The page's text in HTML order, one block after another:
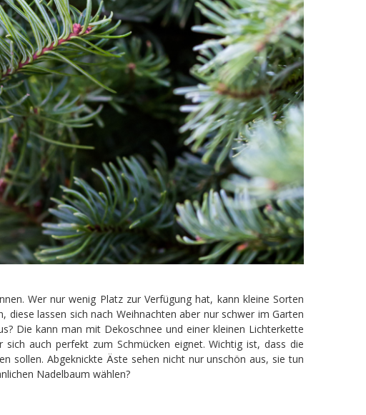
Wer nur wenig Platz zur Verfügung hat, kann kleine Sorten
lassen sich nach Weihnachten aber nur schwer im Garten
Die kann man mit Dekoschnee und einer kleinen Lichterkette
auch perfekt zum Schmücken eignet. Wichtig ist, dass die
sollen. Abgeknickte Äste sehen nicht nur unschön aus, sie tun
Nadelbaum wählen?